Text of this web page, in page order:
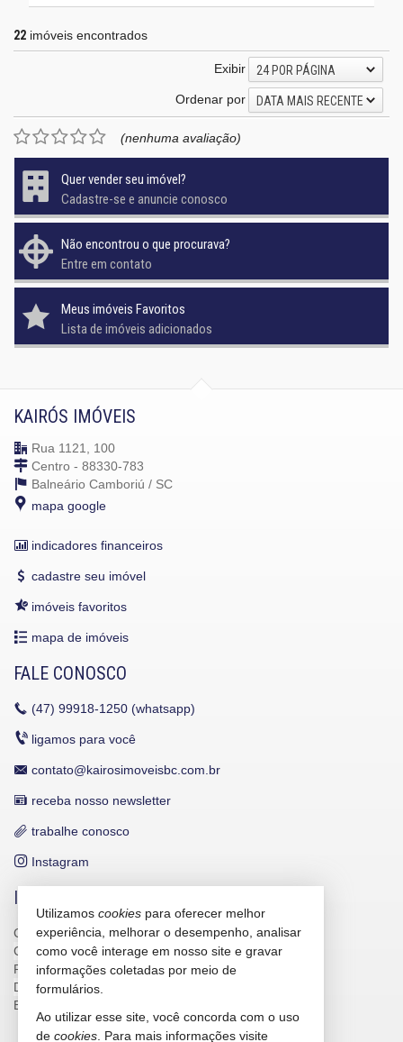
22 imóveis encontrados
Exibir
24 POR PÁGINA
Ordenar por
DATA MAIS RECENTE
(nenhuma avaliação)
Quer vender seu imóvel?
Cadastre-se e anuncie conosco
Não encontrou o que procurava?
Entre em contato
Meus imóveis Favoritos
Lista de imóveis adicionados
KAIRÓS IMÓVEIS
Rua 1121, 100
Centro - 88330-783
Balneário Camboriú / SC
mapa google
indicadores financeiros
cadastre seu imóvel
imóveis favoritos
mapa de imóveis
FALE CONOSCO
(47) 99918-1250 (whatsapp)
ligamos para você
contato@kairosimoveisbc.com.br
receba nosso newsletter
trabalhe conosco
Instagram
INDICADORES FINANCEIROS
CUB /SC
R$ 3.151,24
CUB /SC variação
0,95%
Poupança
0,6738%
Dólar Comercial
Euro
Utilizamos cookies para oferecer melhor
experiência, melhorar o desempenho, analisar
como você interage em nosso site e gravar
informações coletadas por meio de
formulários.
Ao utilizar esse site, você concorda com o uso
de cookies . Para mais informações visite